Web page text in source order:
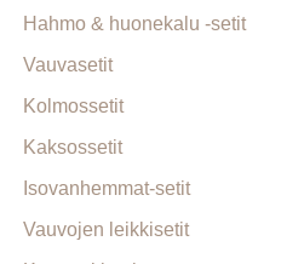
Hahmo & huonekalu -setit
Vauvasetit
Kolmossetit
Kaksossetit
Isovanhemmat-setit
Vauvojen leikkisetit